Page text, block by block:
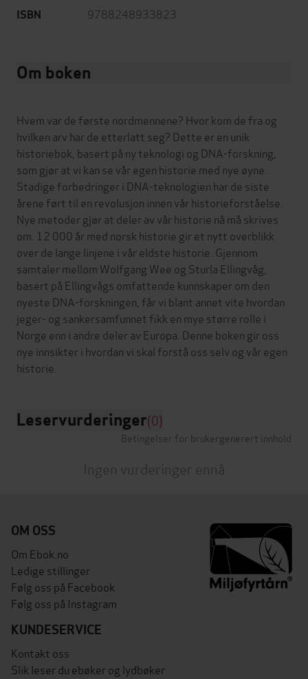
ISBN 9788248933823
Om boken
Hvem var de første nordmennene? Hvor kom de fra og
hvilken arv har de etterlatt seg? Dette er en unik
historiebok, basert på ny teknologi og DNA-forskning,
som gjør at vi kan se vår egen historie med nye øyne.
Stadige forbedringer i DNA-teknologien har de siste
årene ført til en revolusjon innen vår historieforståelse.
Nye metoder gjør at deler av vår historie nå må skrives
om. 12 000 år med norsk historie gir et nytt overblikk
over de lange linjene i vår eldste historie. Gjennom
samtaler mellom Wolfgang Wee og Sturla Ellingvåg,
basert på Ellingvågs omfattende kunnskaper om den
nyeste DNA-forskningen, får vi blant annet vite hvordan
jeger- og sankersamfunnet fikk en mye større rolle i
Norge enn i andre deler av Europa. Denne boken gir oss
nye innsikter i hvordan vi skal forstå oss selv og vår egen
Leservurderinger(0)
Betingelser for brukergenerert innhold
Ingen vurderinger ennå
OM OSS
Om Ebok.no
Ledige stillinger
Følg oss på Facebook
Følg oss på Instagram
KUNDESERVICE
Kontakt oss
Slik leser du ebøker og lydbøker